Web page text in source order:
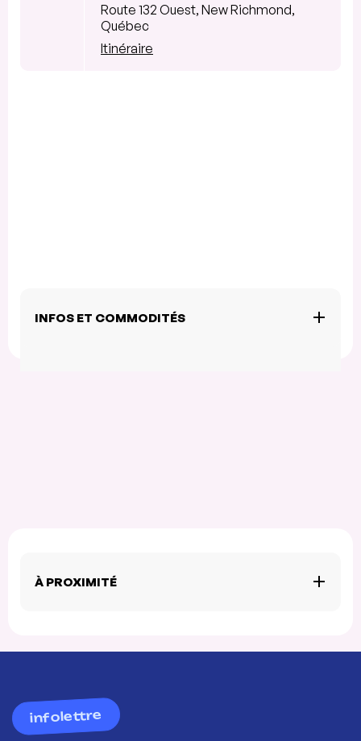
Route 132 Ouest, New Richmond,
Québec
Itinéraire
INFOS ET COMMODITÉS
À PROXIMITÉ
infolettre